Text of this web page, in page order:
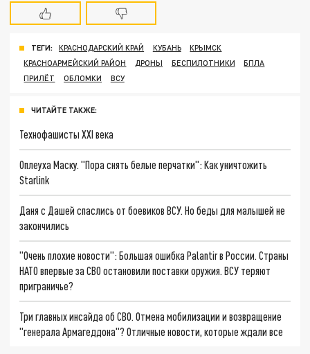
ТЕГИ: КРАСНОДАРСКИЙ КРАЙ КУБАНЬ
КРЫМСК
КРАСНОАРМЕЙСКИЙ РАЙОН
ДРОНЫ БЕСПИЛОТНИКИ
БПЛА
ПРИЛЁТ
ОБЛОМКИ ВСУ
ЧИТАЙТЕ ТАКЖЕ:
Технофашисты XXI века
Оплеуха Маску. "Пора снять белые перчатки": Как уничтожить
Starlink
Даня с Дашей спаслись от боевиков ВСУ. Но беды для малышей не
закончились
"Очень плохие новости": Большая ошибка Palantir в России. Страны
НАТО впервые за СВО остановили поставки оружия. ВСУ теряют
приграничье?
Три главных инсайда об СВО. Отмена мобилизации и возвращение
"генерала Армагеддона"? Отличные новости, которые ждали все